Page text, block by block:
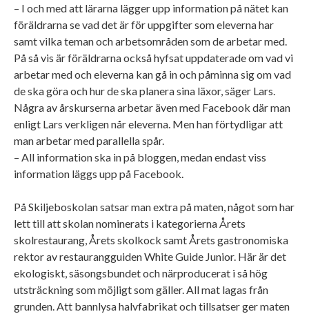
– I och med att lärarna lägger upp information på nätet kan
föräldrarna se vad det är för uppgifter som eleverna har
samt vilka teman och arbetsområden som de arbetar med.
På så vis är föräldrarna också hyfsat uppdaterade om vad vi
arbetar med och eleverna kan gå in och påminna sig om vad
de ska göra och hur de ska planera sina läxor, säger Lars.
Några av årskurserna arbetar även med Facebook där man
enligt Lars verkligen når eleverna. Men han förtydligar att
man arbetar med parallella spår.
– All information ska in på bloggen, medan endast viss
information läggs upp på Facebook.
På Skiljeboskolan satsar man extra på maten, något som har
lett till att skolan nominerats i kategorierna Årets
skolrestaurang, Årets skolkock samt Årets gastronomiska
rektor av restaurangguiden White Guide Junior. Här är det
ekologiskt, säsongsbundet och närproducerat i så hög
utsträckning som möjligt som gäller. All mat lagas från
grunden. Att bannlysa halvfabrikat och tillsatser ger maten